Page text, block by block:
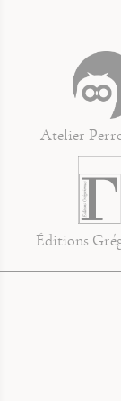
Atelier
Éditions